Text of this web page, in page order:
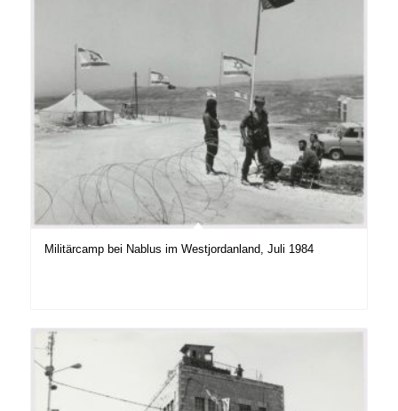
Militärcamp bei Nablus im Westjordanland, Juli 1984